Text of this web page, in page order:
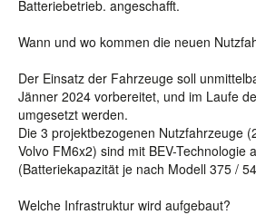
Batteriebetrieb. angeschafft.
Wann und wo kommen die neuen
Der Einsatz der Fahrzeuge soll
Jänner 2024 vorbereitet, und im Laufe
umgesetzt werden.
Die 3 projektbezogenen Nutzfahrzeuge
Volvo FM6x2) sind mit BEV-Technologie
(Batteriekapazität je nach Modell 375 /
Welche Infrastruktur wird aufgebaut?